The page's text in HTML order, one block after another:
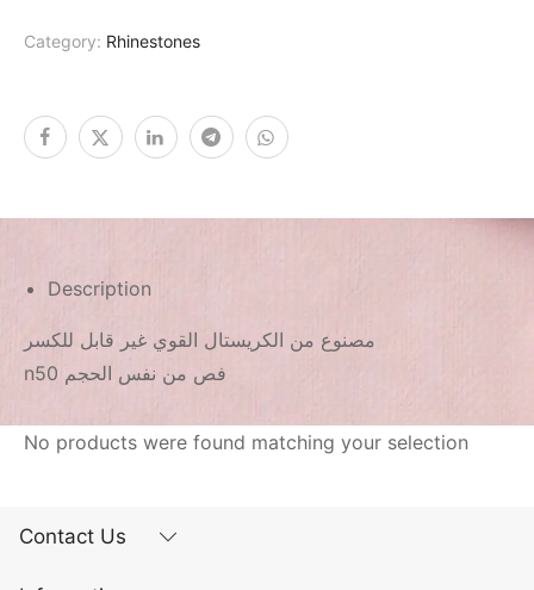
Category: Rhinestones
Description
مصنوع من الكريستال القوي غير قابل للكسر
n50 فص من نفس الحجم
No products were found matching your selection
Contact Us